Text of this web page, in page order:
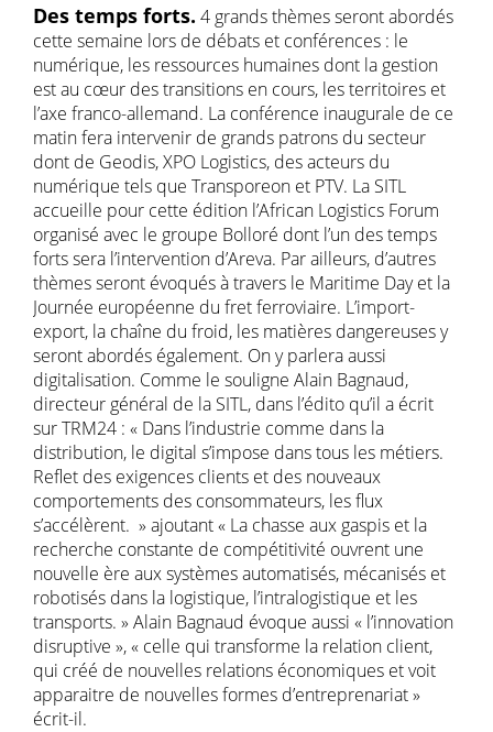
Des temps forts. 4 grands thèmes seront abordés
cette semaine lors de débats et conférences : le
numérique, les ressources humaines dont la gestion
est au cœur des transitions en cours, les territoires et
l’axe franco-allemand. La conférence inaugurale de ce
matin fera intervenir de grands patrons du secteur
dont de Geodis, XPO Logistics, des acteurs du
numérique tels que Transporeon et PTV. La SITL
accueille pour cette édition l’African Logistics Forum
organisé avec le groupe Bolloré dont l’un des temps
forts sera l’intervention d’Areva. Par ailleurs, d’autres
thèmes seront évoqués à travers le Maritime Day et la
Journée européenne du fret ferroviaire. L’import-
export, la chaîne du froid, les matières dangereuses y
seront abordés également. On y parlera aussi
digitalisation. Comme le souligne Alain Bagnaud,
directeur général de la SITL, dans l’édito qu’il a écrit
sur TRM24 : « Dans l’industrie comme dans la
distribution, le digital s’impose dans tous les métiers.
Reflet des exigences clients et des nouveaux
comportements des consommateurs, les flux
s’accélèrent. » ajoutant « La chasse aux gaspis et la
recherche constante de compétitivité ouvrent une
nouvelle ère aux systèmes automatisés, mécanisés et
robotisés dans la logistique, l’intralogistique et les
transports. » Alain Bagnaud évoque aussi « l’innovation
disruptive », « celle qui transforme la relation client,
qui créé de nouvelles relations économiques et voit
apparaitre de nouvelles formes d’entreprenariat »
écrit-il.